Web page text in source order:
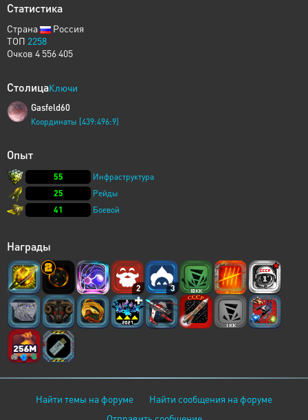
Статистика
Страна
Россия
ТОП 2258
Очков 4 556 405
СтолицаКлючи
Gasfeld60
Координаты [439:496:9]
Опыт
55
Инфраструктура
25
Рейды
41
Боевой
Награды
2 3
Найти темы на форуме
Найти сообщения на форуме